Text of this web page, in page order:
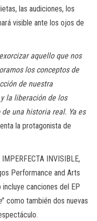
las audiciones, los
visible ante los ojos de
aquello que nos
los conceptos de
de nuestra
la liberación de los
una historia real. Ya es
la protagonista de
INVISIBLE,
Performance and Arts
canciones del EP
” como también dos nuevas